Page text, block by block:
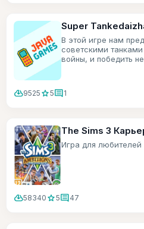
Super
В этой игре нам
советскими
войны, и победить
cloud_download9525 star5comment1
The Sims 3
Игра для любителей
cloud_download58340 star5comment47